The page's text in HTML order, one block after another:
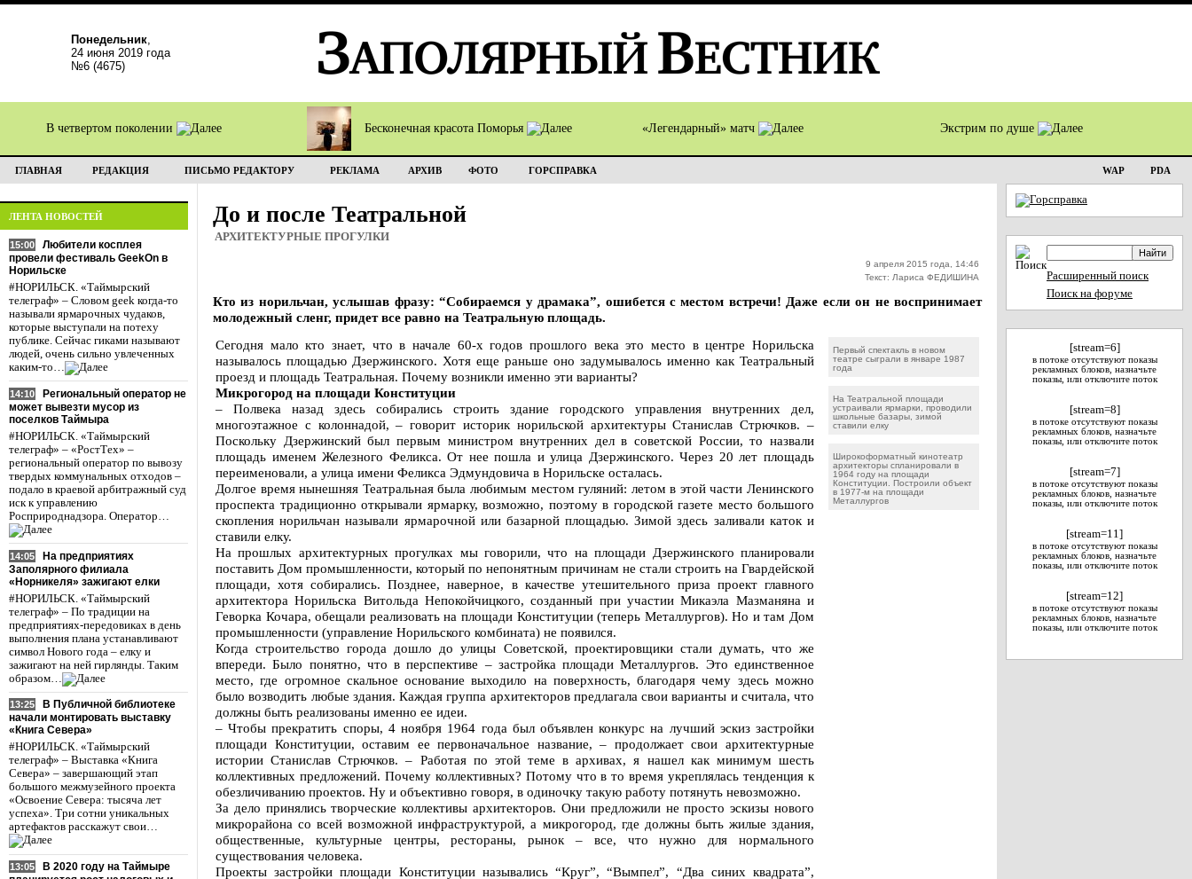
Понедельник,
24 июня 2019 года
№6 (4675)
В четвертом поколении Бесконечная красота Поморья «Легендарный» матч Экстрим по душе
ГЛАВНАЯ РЕДАКЦИЯ ПИСЬМО РЕДАКТОРУ РЕКЛАМА АРХИВ ФОТО ГОРСПРАВКА WAP PDA
ЛЕНТА НОВОСТЕЙ
15:00
Любители косплея
провели фестиваль GeekOn в
Норильске
#НОРИЛЬСК. «Таймырский
телеграф» – Словом geek когда-то
называли ярмарочных чудаков,
которые выступали на потеху
публике. Сейчас гиками называют
людей, очень сильно увлеченных
каким-то…
14:10
Региональный оператор не
может вывезти мусор из
поселков Таймыра
#НОРИЛЬСК. «Таймырский
телеграф» – «РостТех» –
региональный оператор по вывозу
твердых коммунальных отходов –
подало в краевой арбитражный суд
иск к управлению
Росприроднадзора. Оператор…
14:05
На предприятиях
Заполярного филиала
«Норникеля» зажигают елки
#НОРИЛЬСК. «Таймырский
телеграф» – По традиции на
предприятиях-передовиках в день
выполнения плана устанавливают
символ Нового года – елку и
зажигают на ней гирлянды. Таким
образом…
13:25
В Публичной библиотеке
начали монтировать выставку
«Книга Севера»
#НОРИЛЬСК. «Таймырский
телеграф» – Выставка «Книга
Севера» – завершающий этап
большого межмузейного проекта
«Освоение Севера: тысяча лет
успеха». Три сотни уникальных
артефактов расскажут свои…
13:05
В 2020 году на Таймыре
До и после Театральной
АРХИТЕКТУРНЫЕ ПРОГУЛКИ
9 апреля 2015 года, 14:46
Текст: Лариса ФЕДИШИНА
Кто из норильчан, услышав фразу: “Собираемся у драмака”, ошибется с местом встречи! Даже если он не воспринимает
молодежный сленг, придет все равно на Театральную площадь.
Сегодня мало кто знает, что в начале 60-х годов прошлого века это место в центре Норильска
называлось площадью Дзержинского. Хотя еще раньше оно задумывалось именно как Театральный
проезд и площадь Театральная. Почему возникли именно эти варианты?
Микрогород на площади Конституции
– Полвека назад здесь собирались строить здание городского управления внутренних дел,
многоэтажное с колоннадой, – говорит историк норильской архитектуры Станислав Стрючков. –
Поскольку Дзержинский был первым министром внутренних дел в советской России, то назвали
площадь именем Железного Феликса. От нее пошла и улица Дзержинского. Через 20 лет площадь
переименовали, а улица имени Феликса Эдмундовича в Норильске осталась.
Долгое время нынешняя Театральная была любимым местом гуляний: летом в этой части Ленинского
проспекта традиционно открывали ярмарку, возможно, поэтому в городской газете место большого
скопления норильчан называли ярмарочной или базарной площадью. Зимой здесь заливали каток и
ставили елку.
На прошлых архитектурных прогулках мы говорили, что на площади Дзержинского планировали
поставить Дом промышленности, который по непонятным причинам не стали строить на Гвардейской
площади, хотя собирались. Позднее, наверное, в качестве утешительного приза проект главного
архитектора Норильска Витольда Непокойчицкого, созданный при участии Микаэла Мазманяна и
Геворка Кочара, обещали реализовать на площади Конституции (теперь Металлургов). Но и там Дом
промышленности (управление Норильского комбината) не появился.
Когда строительство города дошло до улицы Советской, проектировщики стали думать, что же
впереди. Было понятно, что в перспективе – застройка площади Металлургов. Это единственное
место, где огромное скальное основание выходило на поверхность, благодаря чему здесь можно
было возводить любые здания. Каждая группа архитекторов предлагала свои варианты и считала, что
должны быть реализованы именно ее идеи.
– Чтобы прекратить споры, 4 ноября 1964 года был объявлен конкурс на лучший эскиз застройки
площади Конституции, оставим ее первоначальное название, – продолжает свои архитектурные
истории Станислав Стрючков. – Работая по этой теме в архивах, я нашел как минимум шесть
коллективных предложений. Почему коллективных? Потому что в то время укреплялась тенденция к
обезличиванию проектов. Ну и объективно говоря, в одиночку такую работу потянуть невозможно.
За дело принялись творческие коллективы архитекторов. Они предложили не просто эскизы нового
микрорайона со всей возможной инфраструктурой, а микрогород, где должны быть жилые здания,
общественные, культурные центры, рестораны, рынок – все, что нужно для нормального
существования человека.
Проекты застройки площади Конституции назывались “Круг”, “Вымпел”, “Два синих квадрата”,
Первый спектакль в новом
театре сыграли в январе 1987
года
На Театральной площади
устраивали ярмарки, проводили
школьные базары, зимой
ставили елку
Широкоформатный кинотеатр
архитекторы спланировали в
1964 году на площади
Конституции. Построили объект
в 1977-м на площади
Металлургов
Расширенный поиск
Поиск на форуме
[stream=6]
в потоке отсутствуют показы
рекламных блоков, назначьте
показы, или отключите поток
[stream=8]
в потоке отсутствуют показы
рекламных блоков, назначьте
показы, или отключите поток
[stream=7]
в потоке отсутствуют показы
рекламных блоков, назначьте
показы, или отключите поток
[stream=11]
в потоке отсутствуют показы
рекламных блоков, назначьте
показы, или отключите поток
[stream=12]
в потоке отсутствуют показы
рекламных блоков, назначьте
показы, или отключите поток